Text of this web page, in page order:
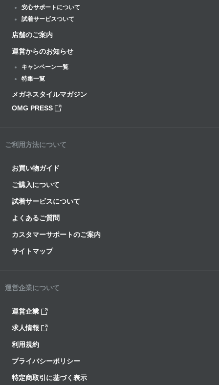
安心サポートについて
試着サービスついて
店舗のご案内
運営からのお知らせ
キャンペーン一覧
特集一覧
メガネスタイルマガジン
OMG PRESS
ご利用方法について
お買い物ガイド
ご購入について
試着サービスについて
よくあるご質問
カスタマーサポートのご案内
サイトマップ
運営企業について
運営企業
求人情報
利用規約
プライバシーポリシー
特定商取引に基づく表示